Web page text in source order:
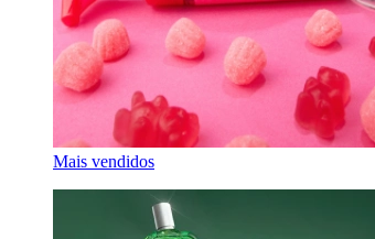
Mais vendidos